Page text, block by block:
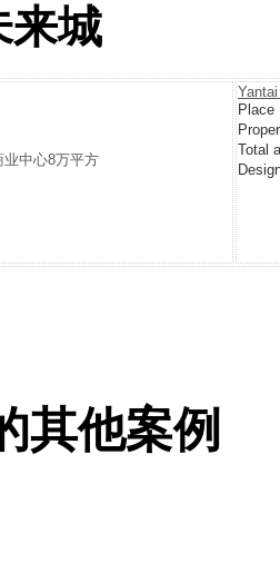
来城
中心8万平方
Place
Total
其他案例